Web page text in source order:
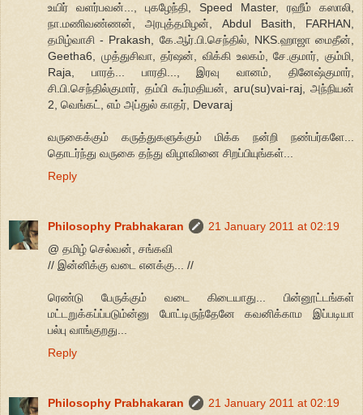
உயிர் வளர்பவன்..., புகழேந்தி, Speed Master, ரஹீம் கஸாலி,
நா.மணிவண்ணன், அரபுத்தமிழன், Abdul Basith, FARHAN,
தமிழ்வாசி - Prakash, கே.ஆர்.பி.செந்தில், NKS.ஹாஜா மைதீன்,
Geetha6, முத்துசிவா, தர்ஷன், விக்கி உலகம், சே.குமார், கும்மி,
Raja, பாரத்... பாரதி..., இரவு வானம், தினேஷ்குமார்,
சி.பி.செந்தில்குமார், தம்பி கூர்மதியன், aru(su)vai-raj, அந்நியன்
2, வெங்கட், எம் அப்துல் காதர், Devaraj
வருகைக்கும் கருத்துகளுக்கும் மிக்க நன்றி நண்பர்களே...
தொடர்ந்து வருகை தந்து விழாவினை சிறப்பியுங்கள்...
Reply
Philosophy Prabhakaran
21 January 2011 at 02:19
@ தமிழ் செல்வன், சங்கவி
// இன்னிக்கு வடை எனக்கு... //
ரெண்டு பேருக்கும் வடை கிடையாது... பின்னூட்டங்கள்
மட்டறுக்கப்ப்படும்ன்னு போட்டிருந்தேனே கவனிக்காம இப்படியா
பல்பு வாங்குறது...
Reply
Philosophy Prabhakaran
21 January 2011 at 02:19